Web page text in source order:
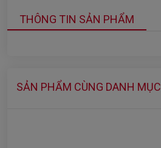
THÔNG TIN SẢN PHẨM
SẢN PHẨM CÙNG DANH MỤC